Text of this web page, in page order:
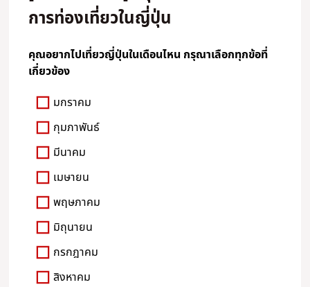
การท่องเที่ยวในญี่ปุ่น
คุณอยากไปเที่ยวญี่ปุ่นในเดือนไหน กรุณาเลือกทุกข้อที่
เกี่ยวข้อง
มกราคม
กุมภาพันธ์
มีนาคม
เมษายน
พฤษภาคม
มิถุนายน
กรกฎาคม
สิงหาคม